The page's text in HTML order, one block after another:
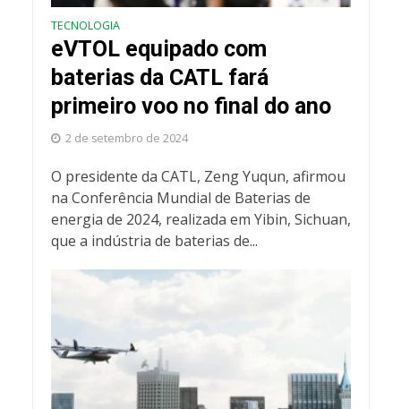
TECNOLOGIA
eVTOL equipado com
baterias da CATL fará
primeiro voo no final do ano
2 de setembro de 2024
O presidente da CATL, Zeng Yuqun, afirmou
na Conferência Mundial de Baterias de
energia de 2024, realizada em Yibin, Sichuan,
que a indústria de baterias de...